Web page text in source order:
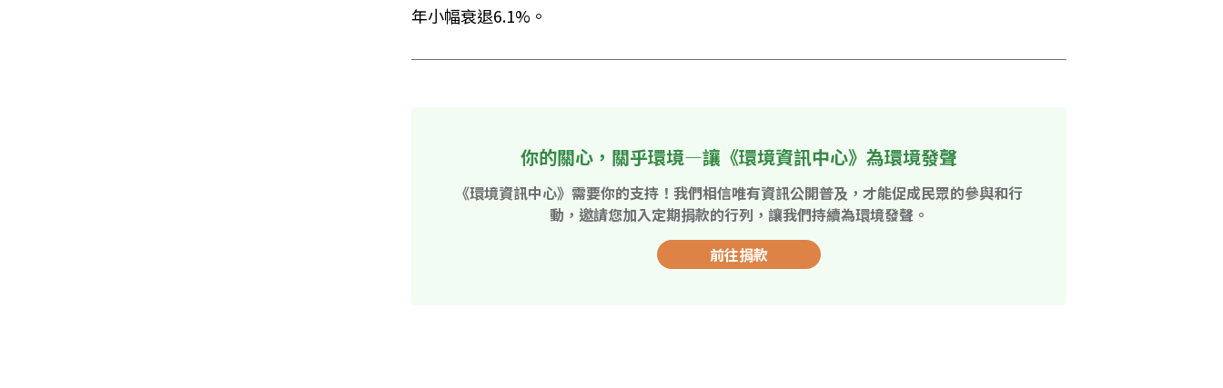
年小幅衰退6.1%。
你的關心，關乎環境—讓《環境資訊中心》為環境發聲
《環境資訊中心》需要你的支持！我們相信唯有資訊公開普及，才能促成民眾的參與和行
動，邀請您加入定期捐款的行列，讓我們持續為環境發聲。
前往捐款